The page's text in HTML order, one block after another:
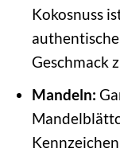
Kokosnuss
Geschmack
Mandeln: